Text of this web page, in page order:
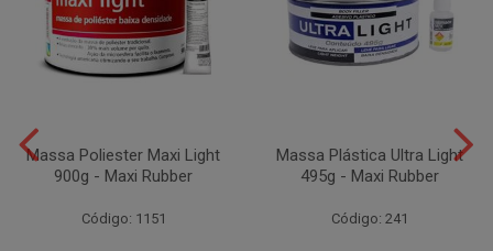
Massa Poliester Maxi Light
900g - Maxi Rubber
Código: 1151
Massa Plástica Ultra Light
495g - Maxi Rubber
Código: 241